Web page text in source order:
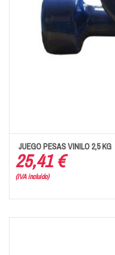
JUEGO PESAS VINILO 2,5 KG
25,41 €
(IVA incluido)